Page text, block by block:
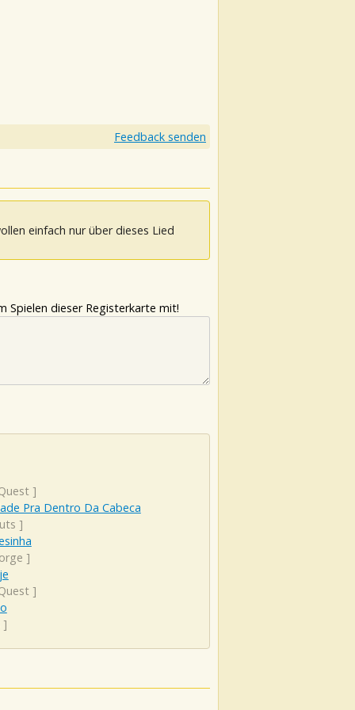
Feedback senden
einfach nur über dieses Lied
Spielen dieser Registerkarte mit!
]
Pra Dentro Da Cabeca
]
]
]
]